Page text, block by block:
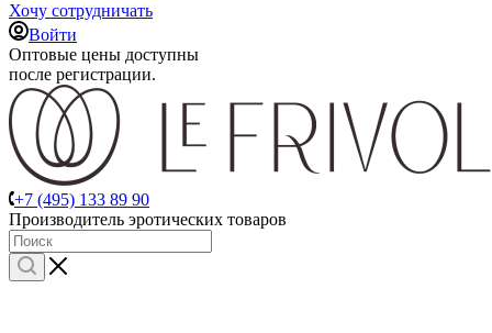
Хочу сотрудничать
Войти
Оптовые цены доступны
после регистрации.
+7 (495) 133 89 90
Производитель эротических товаров